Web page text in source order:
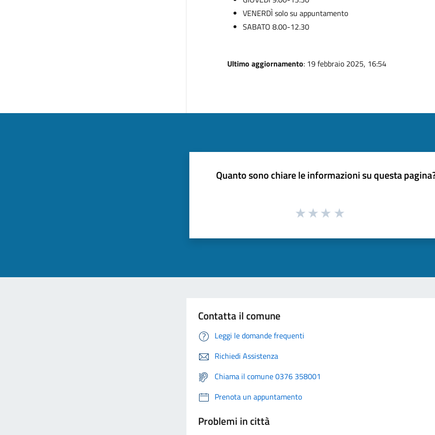
VENERDÌ solo su appuntamento
SABATO 8.00-12.30
Ultimo aggiornamento: 19 febbraio 2025, 16:54
Quanto sono chiare le informazioni su questa
Contatta il comune
Leggi le domande frequenti
Richiedi Assistenza
Chiama il comune 0376 358001
Prenota un appuntamento
Problemi in città